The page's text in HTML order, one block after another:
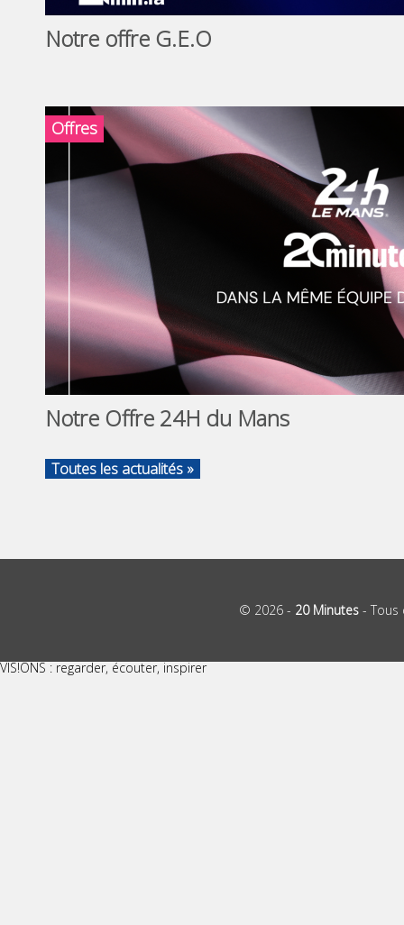
Notre offre G.E.O
Offres
Notre Offre 24H du Mans
Toutes les actualités »
© 2026 - 20 Minutes -
VIS!ONS : regarder, écouter, inspirer